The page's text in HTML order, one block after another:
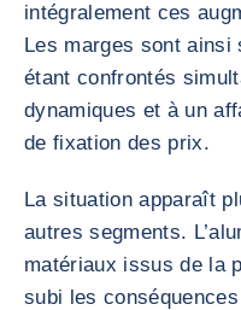
intégralement ces
Les marges sont
étant confrontés
dynamiques et à un
de fixation des prix.
La situation apparaît
autres segments.
matériaux issus de la
subi les